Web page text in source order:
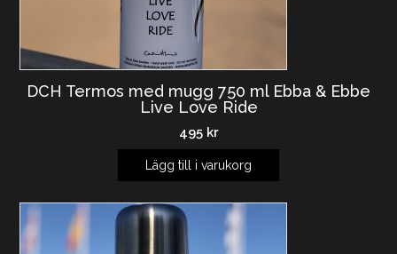
DCH Termos med mugg 750 ml Ebba & Ebbe
Live Love Ride
495 kr
Lägg till i varukorg